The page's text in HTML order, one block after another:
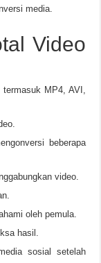
media.
Video
termasuk MP4, AVI,
beberapa
video.
oleh pemula.
hasil.
sosial setelah